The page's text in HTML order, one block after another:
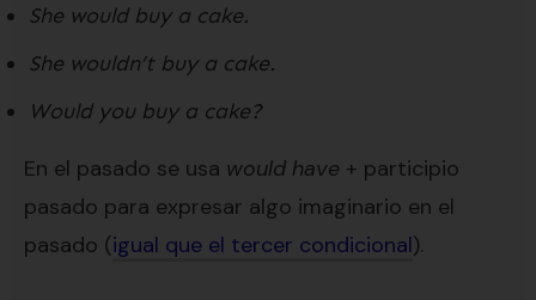
She would buy a cake.
She wouldn’t buy a cake.
Would you buy a cake?
En el pasado se usa would have + participio
pasado para expresar algo imaginario en el
pasado (igual que el tercer condicional).